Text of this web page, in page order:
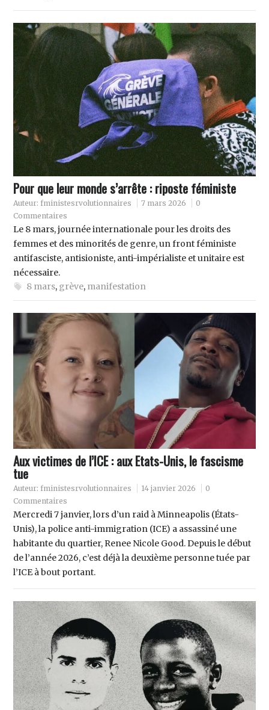
Pour que leur monde s’arrête : riposte féministe
Auteur: fministesrvolutionnaires 7 mars 2026
0
Commentaires
Le 8 mars, journée internationale pour les droits des
femmes et des minorités de genre, un front féministe
antifasciste, antisioniste, anti-impérialiste et unitaire est
nécessaire.
8 mars, grève, manifestation
Aux victimes de l’ICE : aux Etats-Unis, le fascisme
tue
Auteur: fministesrvolutionnaires 14 janvier 2026
0
Commentaires
Mercredi 7 janvier, lors d’un raid à Minneapolis (États-
Unis), la police anti-immigration (ICE) a assassiné une
habitante du quartier, Renee Nicole Good. Depuis le début
de l’année 2026, c’est déjà la deuxième personne tuée par
l’ICE à bout portant.